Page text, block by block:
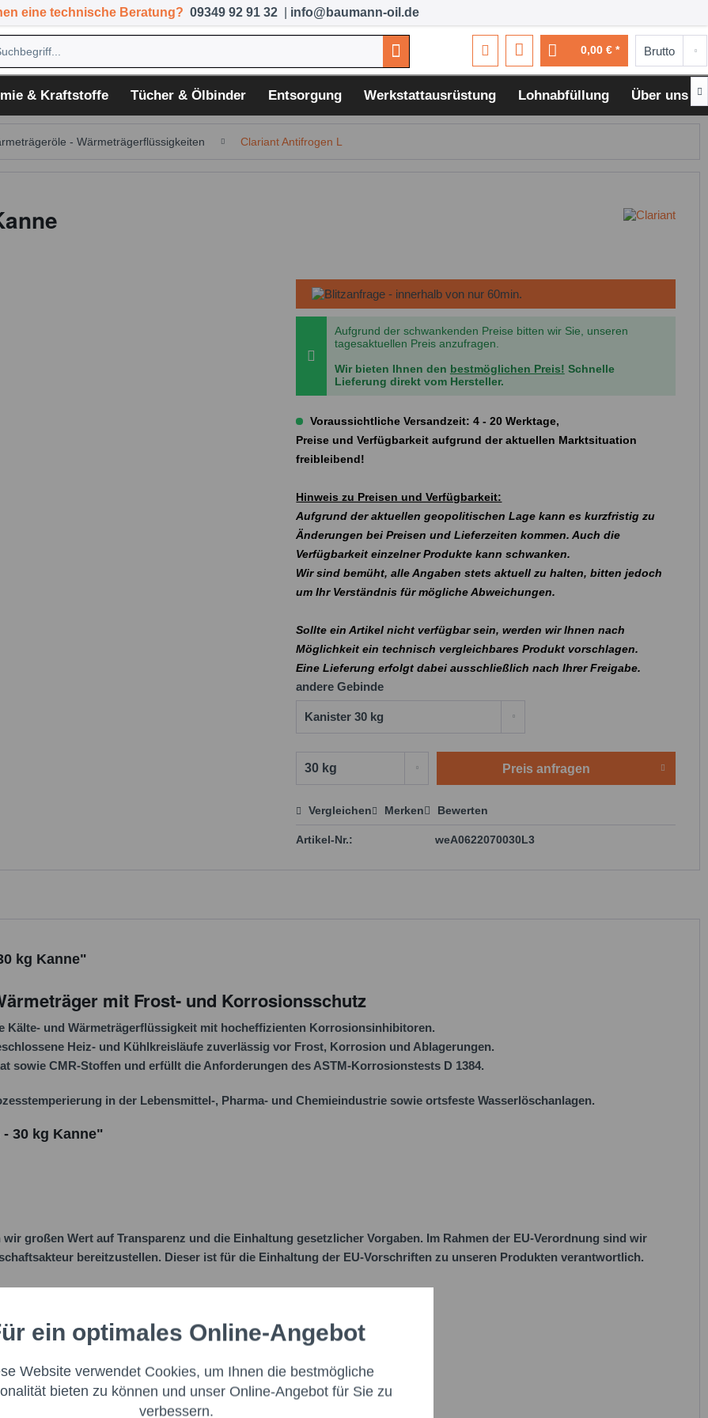
eine technische Beratung? 09349 92 91 32 info@baumann-oil.de
0,00 € *
& Kraftstoffe Tücher & Ölbinder Entsorgung Werkstattausrüstung Lohnabfüllung Über uns 
- Wärmeträgerflüssigkeiten Clariant Antifrogen L
Aufgrund der schwankenden Preise bitten wir Sie, unseren
tagesaktuellen Preis anzufragen.
Wir bieten Ihnen den bestmöglichen Preis! Schnelle
Lieferung direkt vom Hersteller.
Voraussichtliche Versandzeit: 4 - 20 Werktage,
Preise und Verfügbarkeit aufgrund der aktuellen Marktsituation
freibleibend!
Hinweis zu Preisen und Verfügbarkeit:
Aufgrund der aktuellen geopolitischen Lage kann es kurzfristig zu
Änderungen bei Preisen und Lieferzeiten kommen. Auch die
Verfügbarkeit einzelner Produkte kann schwanken.
Wir sind bemüht, alle Angaben stets aktuell zu halten, bitten jedoch
um Ihr Verständnis für mögliche Abweichungen.
Sollte ein Artikel nicht verfügbar sein, werden wir Ihnen nach
Möglichkeit ein technisch vergleichbares Produkt vorschlagen.
Eine Lieferung erfolgt dabei ausschließlich nach Ihrer Freigabe.
andere Gebinde
Preis anfragen
Preis anfragen
Vergleichen Merken Bewerten
Artikel-Nr.: weA0622070030L3
kg Kanne"
mit Frost- und Korrosionsschutz
Kälte- und Wärmeträgerflüssigkeit mit hocheffizienten Korrosionsinhibitoren.
Heiz- und Kühlkreisläufe zuverlässig vor Frost, Korrosion und Ablagerungen.
sowie CMR-Stoffen und erfüllt die Anforderungen des ASTM-Korrosionstests D 1384.
in der Lebensmittel-, Pharma- und Chemieindustrie sowie ortsfeste Wasserlöschanlagen.
30 kg Kanne"
großen Wert auf Transparenz und die Einhaltung gesetzlicher Vorgaben. Im Rahmen der EU-Verordnung sind wir
bereitzustellen. Dieser ist für die Einhaltung der EU-Vorschriften zu unseren Produkten verantwortlich.
Aktiv
Aktiv
ein optimales Online-Angebot
Website verwendet Cookies, um Ihnen die bestmögliche
bieten zu können und unser Online-Angebot für Sie zu
verbessern.